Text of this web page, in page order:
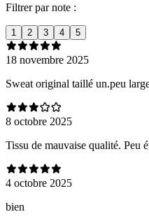
Filtrer par note :
1 2 3 4 5
18 novembre 2025
Sweat original taillé un.peu
8 octobre 2025
Tissu de mauvaise qualité. Peu
4 octobre 2025
bien